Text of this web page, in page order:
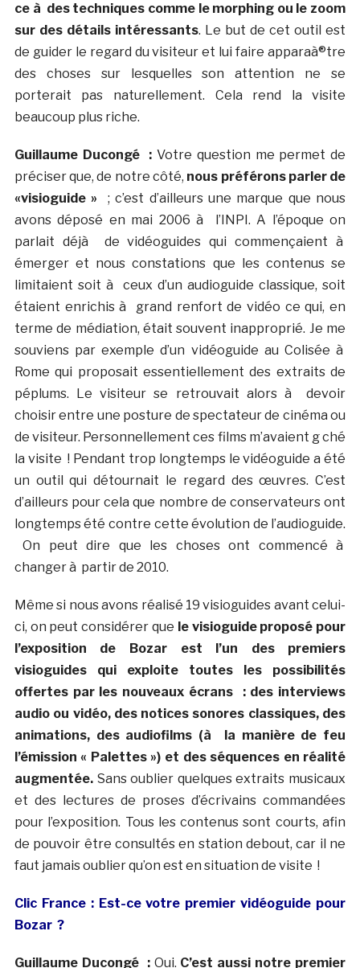
ce à des techniques comme le morphing ou le zoom
sur des détails intéressants. Le but de cet outil est
de guider le regard du visiteur et lui faire apparaà®tre
des choses sur lesquelles son attention ne se
porterait pas naturellement. Cela rend la visite
beaucoup plus riche.
Guillaume Ducongé : Votre question me permet de
préciser que, de notre côté, nous préférons parler de
«visioguide » ; c’est d’ailleurs une marque que nous
avons déposé en mai 2006 à l’INPI. A l’époque on
parlait déjà de vidéoguides qui commençaient à
émerger et nous constations que les contenus se
limitaient soit à ceux d’un audioguide classique, soit
étaient enrichis à grand renfort de vidéo ce qui, en
terme de médiation, était souvent inapproprié. Je me
souviens par exemple d’un vidéoguide au Colisée à
Rome qui proposait essentiellement des extraits de
péplums. Le visiteur se retrouvait alors à devoir
choisir entre une posture de spectateur de cinéma ou
de visiteur. Personnellement ces films m’avaient g ché
la visite ! Pendant trop longtemps le vidéoguide a été
un outil qui détournait le regard des œuvres. C’est
d’ailleurs pour cela que nombre de conservateurs ont
longtemps été contre cette évolution de l’audioguide.
On peut dire que les choses ont commencé à
changer à partir de 2010.
Même si nous avons réalisé 19 visioguides avant celui-
ci, on peut considérer que le visioguide proposé pour
l’exposition de Bozar est l’un des premiers
visioguides qui exploite toutes les possibilités
offertes par les nouveaux écrans : des interviews
audio ou vidéo, des notices sonores classiques, des
animations, des audiofilms (à la manière de feu
l’émission « Palettes ») et des séquences en réalité
augmentée.Sans oublier quelques extraits musicaux
et des lectures de proses d’écrivains commandées
pour l’exposition. Tous les contenus sont courts, afin
de pouvoir être consultés en station debout, car il ne
faut jamais oublier qu’on est en situation de visite !
Clic France : Est-ce votre premier vidéoguide pour
Bozar ?
Guillaume Ducongé :Oui. C’est aussi notre premier